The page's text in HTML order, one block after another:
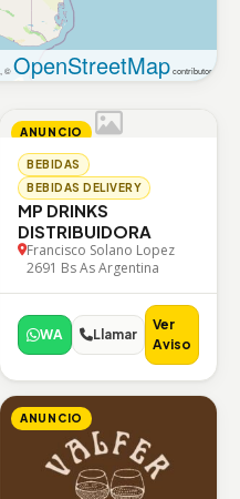
, ©OpenStreetMapcontributors
ANUNCIO
BEBIDAS
BEBIDAS DELIVERY
MP DRINKS
DISTRIBUIDORA
Francisco Solano Lopez
2691 Bs As Argentina
WA Llamar
Ver
Aviso
ANUNCIO